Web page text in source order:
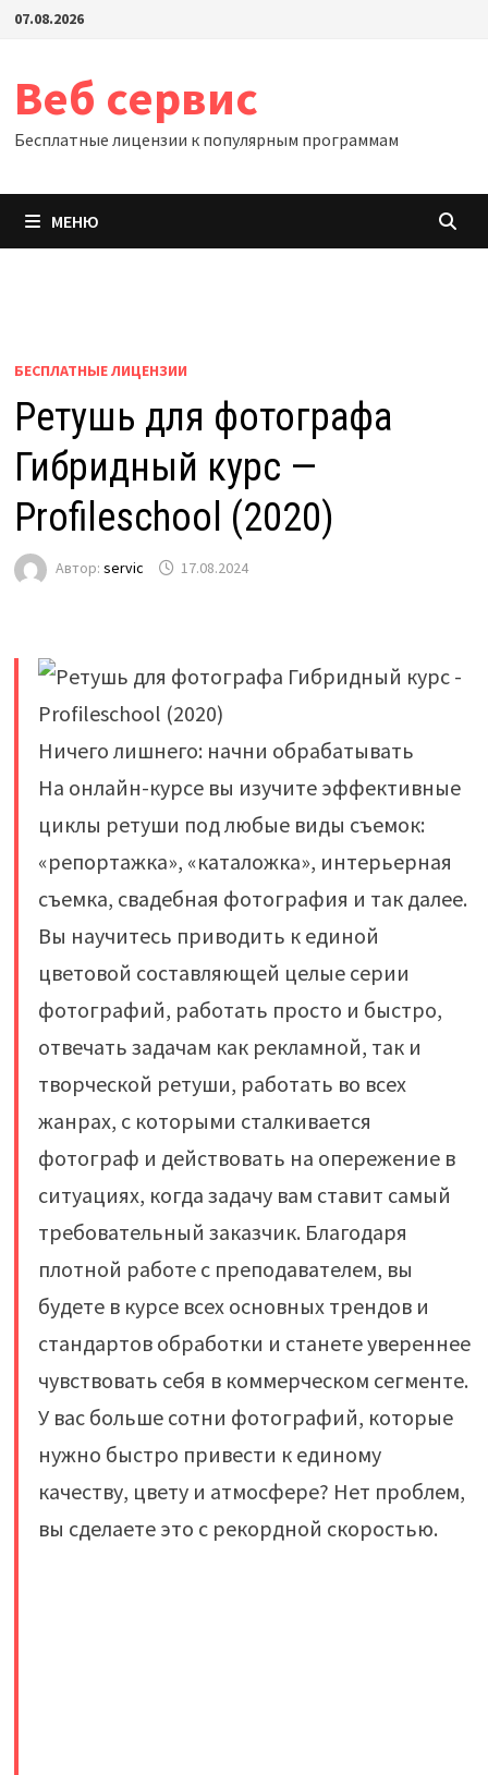
Перейти
содержимому
07.08.2026
Веб сервис
Бесплатные лицензии к популярным программам
МЕНЮ
БЕСПЛАТНЫЕ ЛИЦЕНЗИИ
Ретушь для фотографа
Гибридный курс —
Profileschool (2020)
Автор: servic 17.08.2024
Ничего лишнего: начни обрабатывать
На онлайн-курсе вы изучите эффективные
циклы ретуши под любые виды съемок:
«репортажка», «каталожка», интерьерная
съемка, свадебная фотография и так далее.
Вы научитесь приводить к единой
цветовой составляющей целые серии
фотографий, работать просто и быстро,
отвечать задачам как рекламной, так и
творческой ретуши, работать во всех
жанрах, с которыми сталкивается
фотограф и действовать на опережение в
ситуациях, когда задачу вам ставит самый
требовательный заказчик. Благодаря
плотной работе с преподавателем, вы
будете в курсе всех основных трендов и
стандартов обработки и станете увереннее
чувствовать себя в коммерческом сегменте.
У вас больше сотни фотографий, которые
нужно быстро привести к единому
качеству, цвету и атмосфере? Нет проблем,
вы сделаете это с рекордной скоростью.